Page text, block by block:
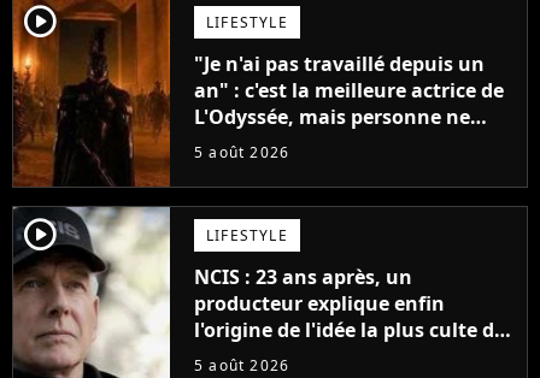
player2 LIFESTYLE
"Je n'ai pas travaillé depuis un
an" : c'est la meilleure actrice de
L'Odyssée, mais personne ne
veut lui donner de rôle au
5 août 2026
player2 LIFESTYLE
NCIS : 23 ans après, un
producteur explique enfin
l'origine de l'idée la plus culte de
la série (et on ne parle pas du
5 août 2026